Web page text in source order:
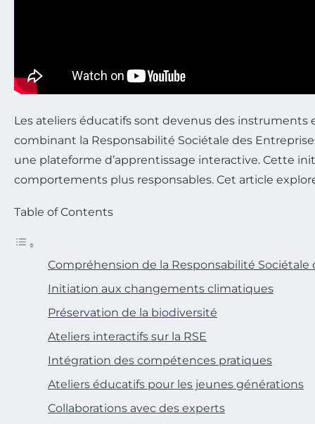
Les ateliers éducatifs sont devenus des
combinant la Responsabilité Sociétale des
une plateforme d’apprentissage interactive. Cette
comportements plus responsables. Cet article
Table of Contents
Compréhension de la Responsabilité Sociétale
Initiation aux changements climatiques
Préservation de la biodiversité
Ateliers interactifs sur la RSE
Intégration des compétences pratiques
Ateliers éducatifs pour les jeunes générations
Collaborations avec des experts